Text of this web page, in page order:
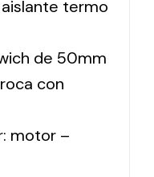
termo
de 50mm
con
motor –